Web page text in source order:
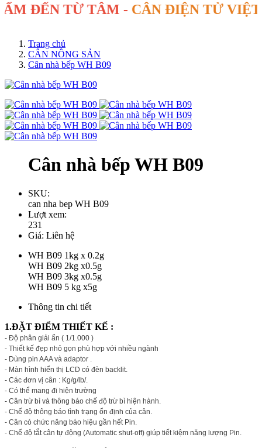
ĐẾN TỪ TÂM -CÂN ĐIỆN TỬ VIỆT
Trang chủ
CÂN NÔNG SẢN
Cân nhà bếp WH B09
Cân nhà bếp WH B09
SKU:
can nha bep WH B09
Lượt xem:
231
Giá: Liên hệ
WH B09 1kg x 0.2g
WH B09 2kg x0.5g
WH B09 3kg x0.5g
WH B09 5 kg x5g
Thông tin chi tiết
1.ĐẶT ĐIỂM THIẾT KẾ :
- Độ phân giải ẩn ( 1/1.000 )
- Thiết kế đẹp nhỏ gọn phù hợp với nhiều ngành
- Dùng pin AAA và adaptor .
- Màn hình hiển thị LCD có đèn backlit.
- Các đơn vị cân : Kg/g/lb/.
- Có thể mang đi hiện trường
- Cân trừ bì và thông báo chế độ trừ bì hiện hành.
- Chế độ thông báo tình trạng ổn định của cân.
- Cân có chức năng báo hiệu gần hết Pin.
- Chế độ tắt cân tự động (Automatic shut-off) giúp tiết kiệm năng lượng Pin.